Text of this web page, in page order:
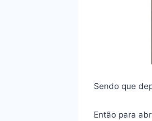
Sendo que
Então para